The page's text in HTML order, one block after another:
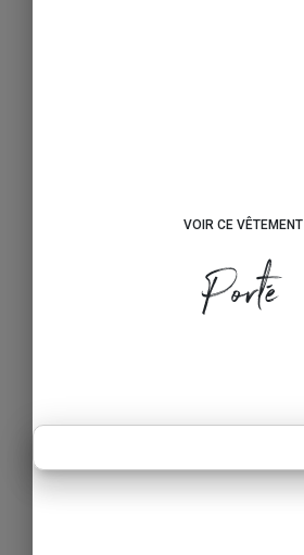
VOIR CE VÊTEMENT
Porté